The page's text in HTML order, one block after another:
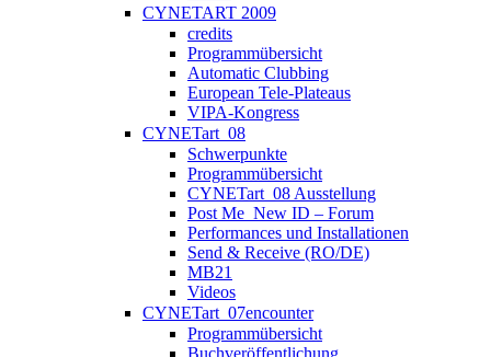
CYNETART 2009
credits
Programmübersicht
Automatic Clubbing
European Tele-Plateaus
VIPA-Kongress
CYNETart_08
Schwerpunkte
Programmübersicht
CYNETart_08 Ausstellung
Post Me_New ID – Forum
Performances und Installationen
Send & Receive (RO/DE)
MB21
Videos
CYNETart_07encounter
Programmübersicht
Buchveröffentlichung